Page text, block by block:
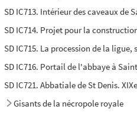
SD IC713. Intérieur des caveaux de
SD IC714. Projet pour la
SD IC715. La procession de la
SD IC716. Portail de l'abbaye à
SD IC721. Abbatiale de St Denis.
Gisants de la nécropole royale